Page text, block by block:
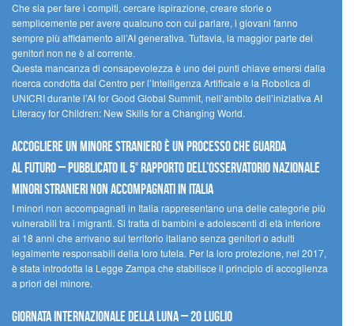
Che sia per fare i compiti, cercare ispirazione, creare storie o
semplicemente per avere qualcuno con cui parlare, i giovani fanno
sempre più affidamento all’AI generativa. Tuttavia, la maggior parte dei
genitori non ne è al corrente.
Questa mancanza di consapevolezza è uno dei punti chiave emersi dalla
ricerca condotta dal Centro per l’Intelligenza Artificale e la Robotica di
UNICRI durante l’AI for Good Global Summit, nell’ambito dell’iniziativa AI
Literacy for Children: New Skills for a Changing World.
Accogliere un minore straniero è un processo che guarda
al futuro – Pubblicato il 5° rapporto dell’Osservatorio Nazionale
Minori Stranieri Non Accompagnati in Italia
I minori non accompagnati in Italia rappresentano una delle categorie più
vulnerabili tra i migranti. Si tratta di bambini e adolescenti di età inferiore
ai 18 anni che arrivano sul territorio italiano senza genitori o adulti
legalmente responsabili della loro tutela. Per la loro protezione, nel 2017,
è stata introdotta la Legge Zampa che stabilisce il principio di accoglienza
a priori del minore.
Giornata Internazionale della Luna – 20 luglio